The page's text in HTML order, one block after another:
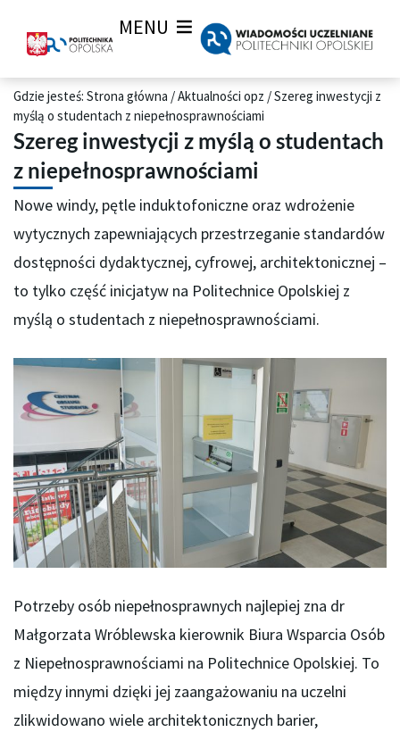
MENU
Gdzie jesteś: Strona główna /Aktualności opz /Szereg inwestycji z
myślą o studentach z niepełnosprawnościami
Szereg inwestycji z myślą o studentach
z niepełnosprawnościami
Nowe windy, pętle induktofoniczne oraz wdrożenie
wytycznych zapewniających przestrzeganie standardów
dostępności dydaktycznej, cyfrowej, architektonicznej –
to tylko część inicjatyw na Politechnice Opolskiej z
myślą o studentach z niepełnosprawnościami.
Potrzeby osób niepełnosprawnych najlepiej zna dr
Małgorzata Wróblewska kierownik Biura Wsparcia Osób
z Niepełnosprawnościami na Politechnice Opolskiej. To
między innymi dzięki jej zaangażowaniu na uczelni
zlikwidowano wiele architektonicznych barier,